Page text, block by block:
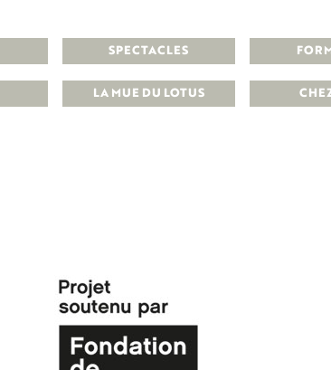
SPECTACLES
LA MUE DU LOTUS